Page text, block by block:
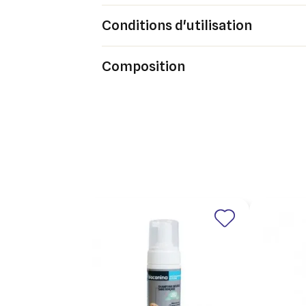
Conditions d'utilisation
Composition